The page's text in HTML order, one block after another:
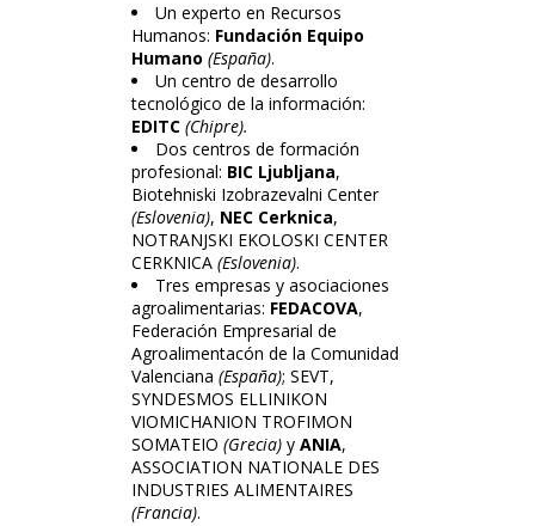
Un experto en Recursos
Humanos: Fundación Equipo
Humano (España).
Un centro de desarrollo
tecnológico de la información:
EDITC (Chipre).
Dos centros de formación
profesional: BIC Ljubljana,
Biotehniski Izobrazevalni Center
(Eslovenia), NEC Cerknica,
NOTRANJSKI EKOLOSKI CENTER
CERKNICA (Eslovenia).
Tres empresas y asociaciones
agroalimentarias: FEDACOVA,
Federación Empresarial de
Agroalimentacón de la Comunidad
Valenciana (España); SEVT,
SYNDESMOS ELLINIKON
VIOMICHANION TROFIMON
SOMATEIO (Grecia) y ANIA,
ASSOCIATION NATIONALE DES
INDUSTRIES ALIMENTAIRES
(Francia).